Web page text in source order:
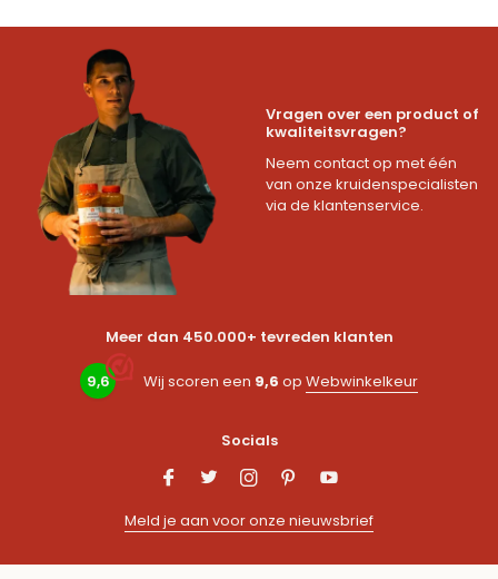
Vragen over een product of
kwaliteitsvragen?
Neem contact op met één
van onze kruidenspecialisten
via de klantenservice.
Meer dan 450.000+ tevreden klanten
9,6 Wij scoren een 9,6 op Webwinkelkeur
Socials
Meld je aan voor onze nieuwsbrief